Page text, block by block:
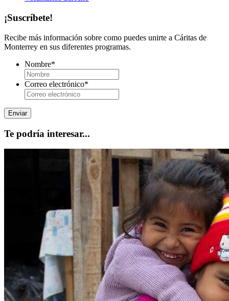
¡Suscríbete!
Recibe más información sobre como puedes unirte a Cáritas de
Monterrey en sus diferentes programas.
Nombre*
Correo electrónico*
Te podría interesar...